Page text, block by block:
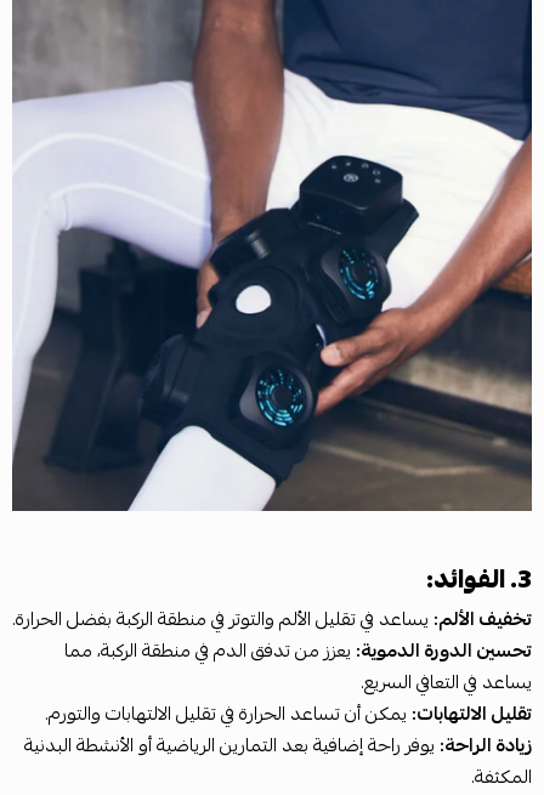
3. الفوائد:
تخفيف الألم: يساعد في تقليل الألم والتوتر في منطقة الركبة بفضل الحرارة.
تحسين الدورة الدموية: يعزز من تدفق الدم في منطقة الركبة، مما
يساعد في التعافي السريع.
تقليل الالتهابات: يمكن أن تساعد الحرارة في تقليل الالتهابات والتورم.
زيادة الراحة: يوفر راحة إضافية بعد التمارين الرياضية أو الأنشطة البدنية
المكثفة.